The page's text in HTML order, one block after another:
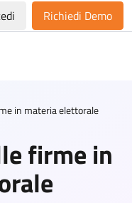
Richiedi Demo
in materia elettorale
firme in